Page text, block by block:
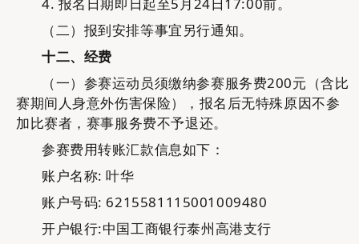
（二） 报到安排等事宜另行通知。
十二、 经费
（一） 参赛运动员须缴纳参赛服务费200元 （含比
赛期间人身意外伤害保险）
， 报名后无特殊原因不参
加比赛者，赛事服务费不予退还。
参赛费用转账汇款信息如下：
账户名称: 叶华
账户号码: 6215581115001009480
开户银行:中国工商银行泰州高港支行